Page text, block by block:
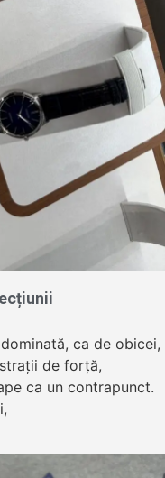
ca de obicei,
de forță,
ca un contrapunct.